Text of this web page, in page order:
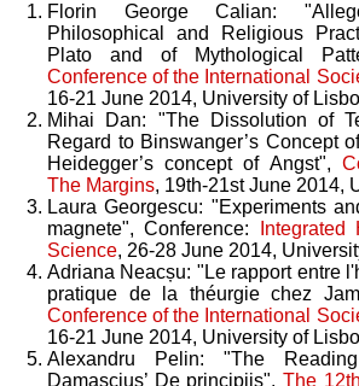
Florin George Calian:
Philosophical and Religious
Plato and of Mythological
Conference of the International
16-21 June 2014, University of
Mihai Dan: "The Dissolution of
Regard to Binswanger’s Concept
Heidegger’s concept of Angst",
The Margins, 19th-21st June 2014,
Laura Georgescu: "Experiments
magnete", Conference:
Science, 26-28 June 2014,
Adriana Neacșu: "Le rapport entre
pratique de la théurgie chez
Conference of the International
16-21 June 2014, University of
Alexandru Pelin: "The
Damascius’ De principiis", The